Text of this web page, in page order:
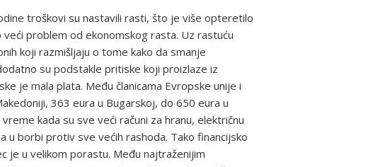
troškovi su nastavili rasti, što je više opteretilo
problem od ekonomskog rasta. Uz rastuću
koji razmišljaju o tome kako da smanje
su podstakle pritiske koji proizlaze iz
je mala plata. Među članicama Evropske unije i
363 eura u Bugarskoj, do 650 eura u
kada su sve veći računi za hranu, električnu
borbi protiv sve većih rashoda. Tako financijsko
je u velikom porastu. Među najtraženijim